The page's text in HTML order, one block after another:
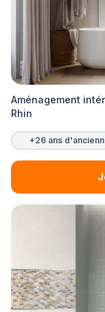
Aménagement
Rhin
+26 ans